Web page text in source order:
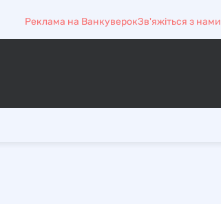
Реклама на ВанкуверокЗв'яжіться з нами